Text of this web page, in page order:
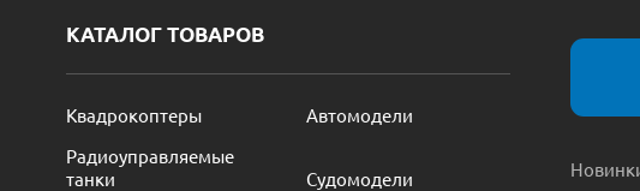
КАТАЛОГ ТОВАРОВ
Квадрокоптеры
Автомодели
Радиоуправляемые
танки
Судомодели